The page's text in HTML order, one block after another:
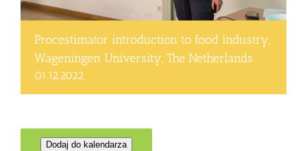
Procestimator introduction to food industry,
Wageningen University, The Netherlands
01.12.2022.
Dodaj do kalendarza